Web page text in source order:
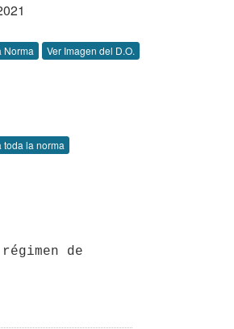
Norma Ver Imagen del D.O.
toda la norma